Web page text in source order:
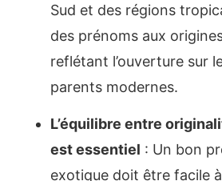
Sud et des régions
des prénoms aux
reflétant l’ouverture sur
parents modernes.
L’équilibre entre
est essentiel : Un bon
exotique doit être facile